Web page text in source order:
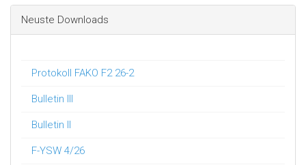
Neuste Downloads
Protokoll FAKO F2 26-2
Bulletin III
Bulletin II
F-YSW 4/26